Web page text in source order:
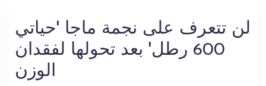
لن تتعرف على نجمة ماجا 'حياتي
600 رطل' بعد تحولها لفقدان
الوزن